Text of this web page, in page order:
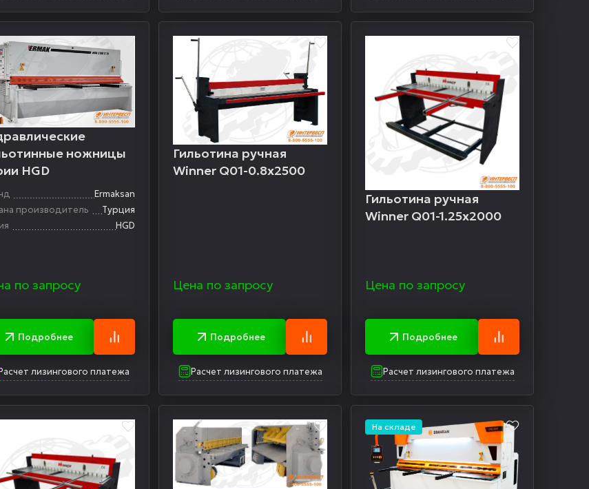
ножницы
HGD
Ermaksan
производитель
Турция
HGD
по запросу
Подробнее
лизингового платежа
Гильотина ручная
Winner Q01-0.8х2500
Цена по запросу
Подробнее
Расчет лизингового платежа
Гильотина ручная
Winner Q01-1.25х2000
Цена по запросу
Подробнее
Расчет лизингового платежа
На складе